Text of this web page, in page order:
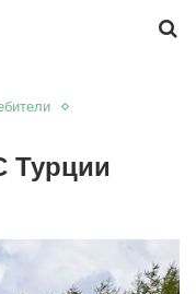
Турции